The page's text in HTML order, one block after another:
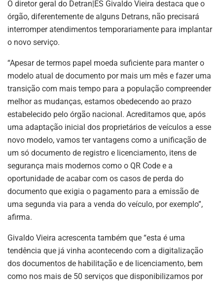
O diretor geral do Detran|ES Givaldo Vieira destaca que o
órgão, diferentemente de alguns Detrans, não precisará
interromper atendimentos temporariamente para implantar
o novo serviço.
“Apesar de termos papel moeda suficiente para manter o
modelo atual de documento por mais um mês e fazer uma
transição com mais tempo para a população compreender
melhor as mudanças, estamos obedecendo ao prazo
estabelecido pelo órgão nacional. Acreditamos que, após
uma adaptação inicial dos proprietários de veículos a esse
novo modelo, vamos ter vantagens como a unificação de
um só documento de registro e licenciamento, itens de
segurança mais modernos como o QR Code e a
oportunidade de acabar com os casos de perda do
documento que exigia o pagamento para a emissão de
uma segunda via para a venda do veículo, por exemplo”,
afirma.
Givaldo Vieira acrescenta também que “esta é uma
tendência que já vinha acontecendo com a digitalização
dos documentos de habilitação e de licenciamento, bem
como nos mais de 50 serviços que disponibilizamos por